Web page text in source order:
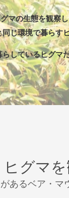
マの生態を観察
じ環境で暮らす
らしているヒグマ
ヒグマ
あるベア・マ